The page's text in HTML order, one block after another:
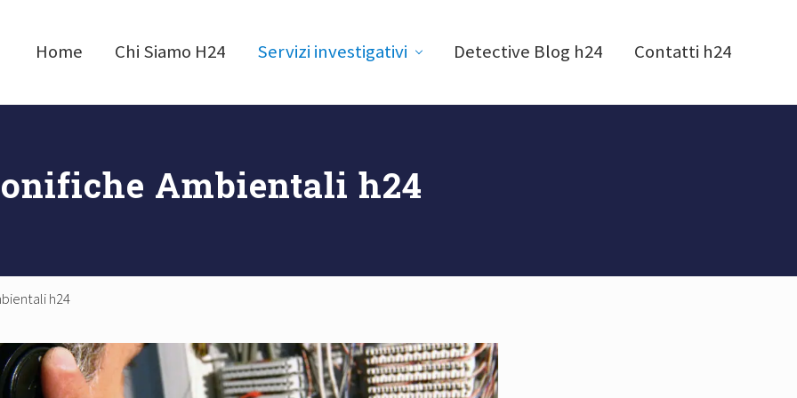
Home Chi Siamo H24 Servizi investigativi Detective Blog h24 Contatti h24
Ambientali h24
h24